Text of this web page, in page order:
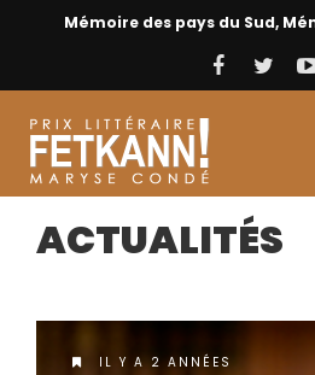
Mémoire des pays du Sud,
ACTUALITÉS
IL Y A 2 ANNÉES